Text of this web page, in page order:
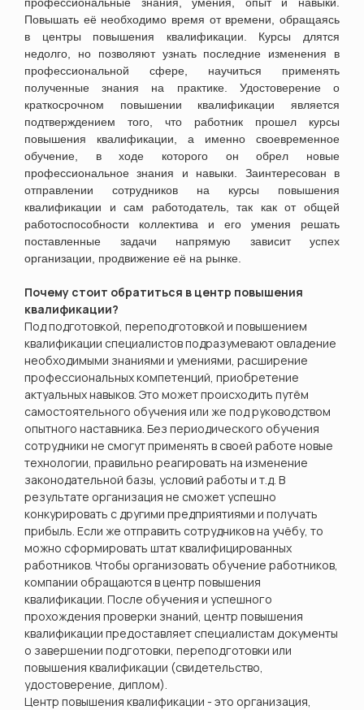
Повышать её необходимо время от времени, обращаясь
в центры повышения квалификации. Курсы длятся
недолго, но позволяют узнать последние изменения в
профессиональной сфере, научиться применять
полученные знания на практике. Удостоверение о
краткосрочном повышении квалификации является
подтверждением того, что работник прошел курсы
повышения квалификации, а именно своевременное
обучение, в ходе которого он обрел новые
профессиональное знания и навыки. Заинтересован в
отправлении сотрудников на курсы повышения
квалификации и сам работодатель, так как от общей
работоспособности коллектива и его умения решать
поставленные задачи напрямую зависит успех
организации, продвижение её на рынке.
Почему стоит обратиться в центр повышения
квалификации?
Под подготовкой, переподготовкой и повышением
квалификации специалистов подразумевают овладение
необходимыми знаниями и умениями, расширение
профессиональных компетенций, приобретение
актуальных навыков. Это может происходить путём
самостоятельного обучения или же под руководством
опытного наставника. Без периодического обучения
сотрудники не смогут применять в своей работе новые
технологии, правильно реагировать на изменение
законодательной базы, условий работы и т.д. В
результате организация не сможет успешно
конкурировать с другими предприятиями и получать
прибыль. Если же отправить сотрудников на учёбу, то
можно сформировать штат квалифицированных
работников. Чтобы организовать обучение работников,
компании обращаются в центр повышения
квалификации. После обучения и успешного
прохождения проверки знаний, центр повышения
квалификации предоставляет специалистам документы
о завершении подготовки, переподготовки или
повышения квалификации (свидетельство,
удостоверение, диплом).
Центр повышения квалификации - это организация,